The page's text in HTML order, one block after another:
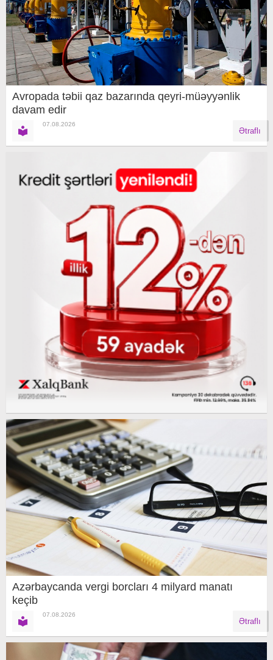
Avropada təbii qaz bazarında qeyri-müəyyənlik
davam edir
07.08.2026
Ətraflı
Azərbaycanda vergi borcları 4 milyard manatı
keçib
07.08.2026
Ətraflı